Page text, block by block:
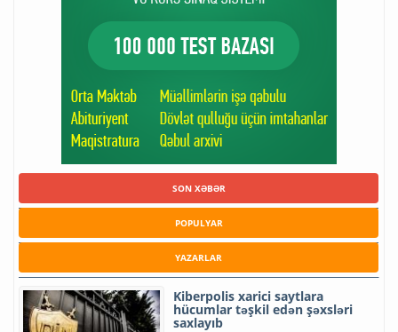
SON XƏBƏR
POPULYAR
YAZARLAR
Kiberpolis xarici saytlara
hücumlar təşkil edən şəxsləri
saxlayıb